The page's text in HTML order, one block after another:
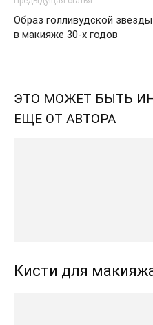
Образ голливудской звезды
в макияже 30-х годов
ЭТО МОЖЕТ БЫТЬ
ЕЩЕ ОТ АВТОРА
Кисти для